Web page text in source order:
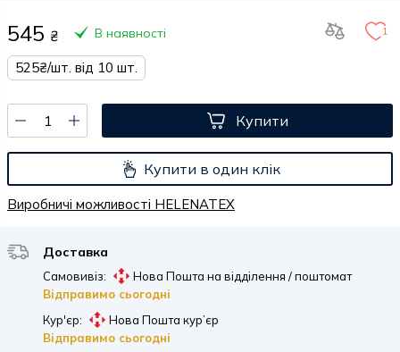
545 ₴ В наявності 1
525₴/шт. від 10 шт.
Купити
Купити в один клік
Виробничі можливості HELENATEX
Доставка
Самовивіз:
Нова Пошта на відділення / поштомат
Відправимо сьогодні
Кур'єр:
Нова Пошта кур’єр
Відправимо сьогодні